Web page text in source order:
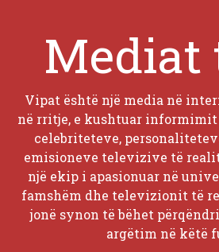
Mediat
Vipat është një media në
në rritje, e kushtuar
celebriteteve,
emisioneve televizive të
një ekip i apasionuar në
famshëm dhe televizionit të
jonë synon të bëhet
argëtim në këtë